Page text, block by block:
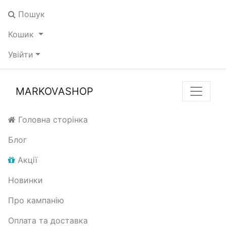
Пошук
Кошик
Увійти
MARKOVASHOP
Головна сторінка
Блог
Акції
Новинки
Про кампанію
Оплата та доставка